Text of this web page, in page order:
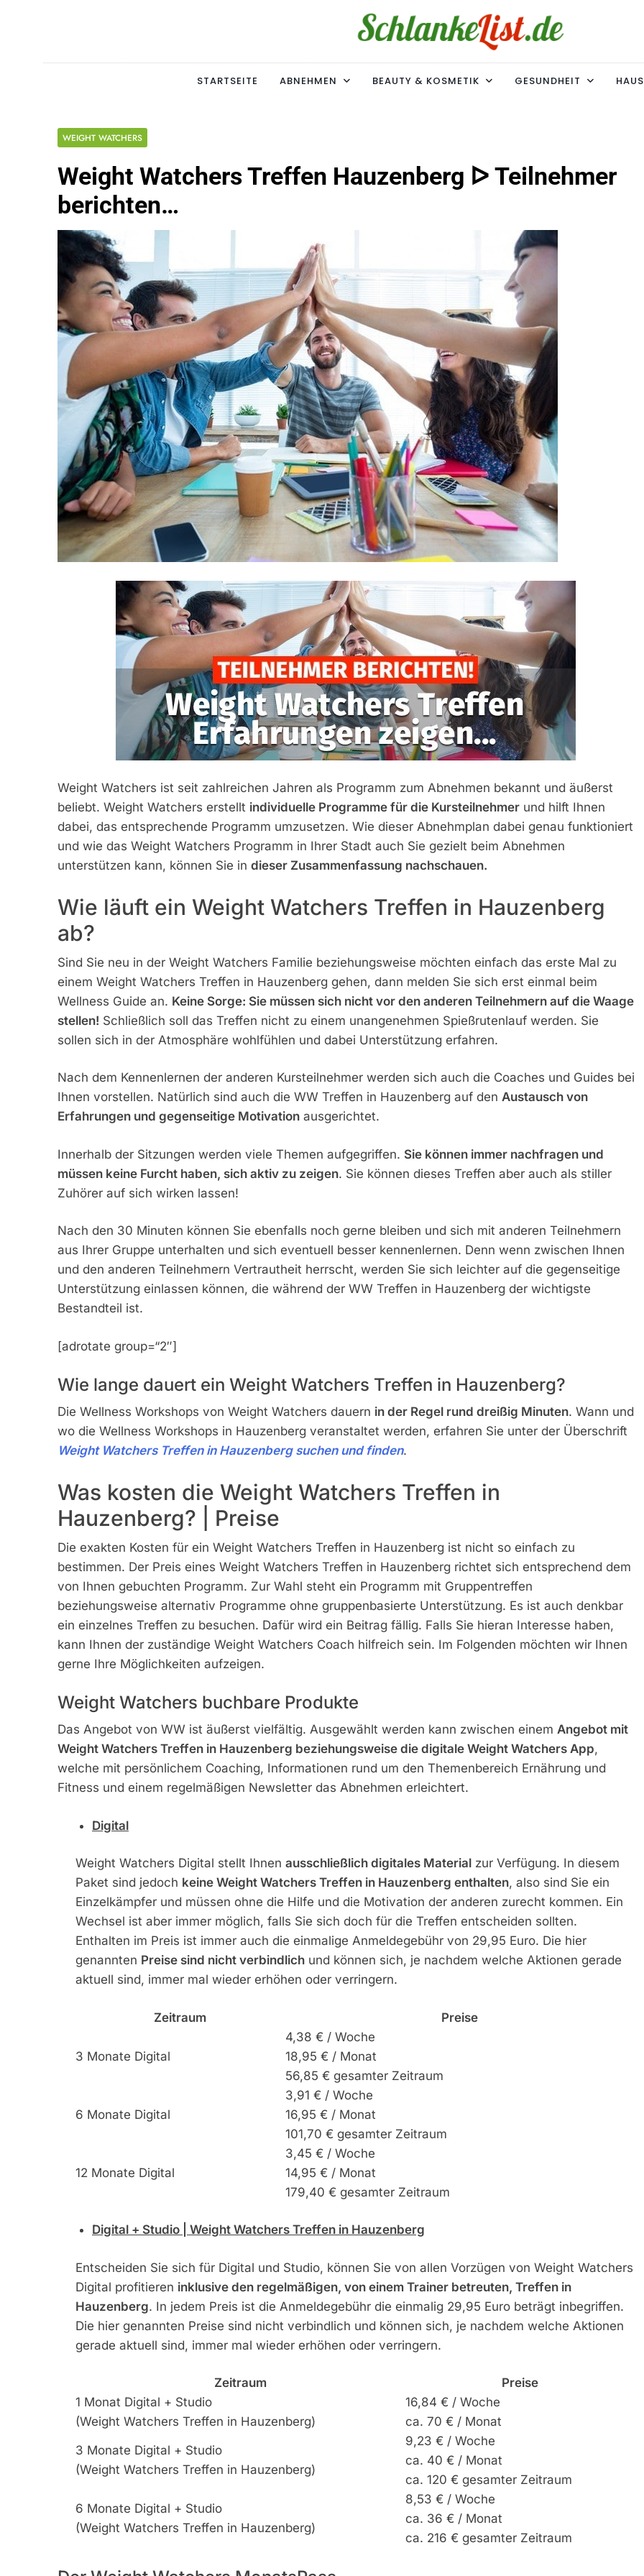
Schlanke-List.de
MAGERSUCHT. BULIMIE. ADIPOSITAS? SIE SIND NICHT ALLEIN!
STARTSEITE
ABNEHMEN BEAUTY & KOSMETIK GESUNDHEIT
WEIGHT WATCHERS
Weight Watchers Treffen Hauzenberg ᐅ Teilnehmer
berichten…
Weight Watchers ist seit zahlreichen Jahren als Programm zum Abnehmen bekannt und äußerst
beliebt. Weight Watchers erstellt individuelle Programme für die Kursteilnehmerund hilft Ihnen
dabei, das entsprechende Programm umzusetzen. Wie dieser Abnehmplan dabei genau funktioniert
und wie das Weight Watchers Programm in Ihrer Stadt auch Sie gezielt beim Abnehmen
unterstützen kann, können Sie in dieser Zusammenfassung nachschauen.
Wie läuft ein Weight Watchers Treffen in Hauzenberg
ab?
Sind Sie neu in der Weight Watchers Familie beziehungsweise möchten einfach das erste Mal zu
einem Weight Watchers Treffen in Hauzenberg gehen, dann melden Sie sich erst einmal beim
Wellness Guide an. Keine Sorge: Sie müssen sich nicht vor den anderen Teilnehmern auf die Waage
stellen! Schließlich soll das Treffen nicht zu einem unangenehmen Spießrutenlauf werden. Sie
sollen sich in der Atmosphäre wohlfühlen und dabei Unterstützung erfahren.
Nach dem Kennenlernen der anderen Kursteilnehmer werden sich auch die Coaches und Guides bei
Ihnen vorstellen. Natürlich sind auch die WW Treffen in Hauzenberg auf den Austausch von
Erfahrungen und gegenseitige Motivationausgerichtet.
Innerhalb der Sitzungen werden viele Themen aufgegriffen. Sie können immer nachfragen und
müssen keine Furcht haben, sich aktiv zu zeigen. Sie können dieses Treffen aber auch als stiller
Zuhörer auf sich wirken lassen!
Nach den 30 Minuten können Sie ebenfalls noch gerne bleiben und sich mit anderen Teilnehmern
aus Ihrer Gruppe unterhalten und sich eventuell besser kennenlernen. Denn wenn zwischen Ihnen
und den anderen Teilnehmern Vertrautheit herrscht, werden Sie sich leichter auf die gegenseitige
Unterstützung einlassen können, die während der WW Treffen in Hauzenberg der wichtigste
Bestandteil ist.
[adrotate group=“2″]
Wie lange dauert ein Weight Watchers Treffen in Hauzenberg?
Die Wellness Workshops von Weight Watchers dauern in der Regel rund dreißig Minuten. Wann und
wo die Wellness Workshops in Hauzenberg veranstaltet werden, erfahren Sie unter der Überschrift
Weight Watchers Treffen in Hauzenberg suchen und finden.
Was kosten die Weight Watchers Treffen in
Hauzenberg? | Preise
Die exakten Kosten für ein Weight Watchers Treffen in Hauzenberg ist nicht so einfach zu
bestimmen. Der Preis eines Weight Watchers Treffen in Hauzenberg richtet sich entsprechend dem
von Ihnen gebuchten Programm. Zur Wahl steht ein Programm mit Gruppentreffen
beziehungsweise alternativ Programme ohne gruppenbasierte Unterstützung. Es ist auch denkbar
ein einzelnes Treffen zu besuchen. Dafür wird ein Beitrag fällig. Falls Sie hieran Interesse haben,
kann Ihnen der zuständige Weight Watchers Coach hilfreich sein. Im Folgenden möchten wir Ihnen
gerne Ihre Möglichkeiten aufzeigen.
Weight Watchers buchbare Produkte
Das Angebot von WW ist äußerst vielfältig. Ausgewählt werden kann zwischen einem Angebot mit
Weight Watchers Treffen in Hauzenberg beziehungsweise die digitale Weight Watchers App,
welche mit persönlichem Coaching, Informationen rund um den Themenbereich Ernährung und
Fitness und einem regelmäßigen Newsletter das Abnehmen erleichtert.
Digital
Weight Watchers Digital stellt Ihnen ausschließlich digitales Materialzur Verfügung. In diesem
Paket sind jedoch keine Weight Watchers Treffen in Hauzenberg enthalten, also sind Sie ein
Einzelkämpfer und müssen ohne die Hilfe und die Motivation der anderen zurecht kommen. Ein
Wechsel ist aber immer möglich, falls Sie sich doch für die Treffen entscheiden sollten.
Enthalten im Preis ist immer auch die einmalige Anmeldegebühr von 29,95 Euro. Die hier
genannten Preise sind nicht verbindlichund können sich, je nachdem welche Aktionen gerade
aktuell sind, immer mal wieder erhöhen oder verringern.
Zeitraum Preise
3 Monate Digital
4,38 € / Woche
18,95 € / Monat
56,85 € gesamter Zeitraum
6 Monate Digital
3,91 € / Woche
16,95 € / Monat
101,70 € gesamter Zeitraum
12 Monate Digital
3,45 € / Woche
14,95 € / Monat
179,40 € gesamter Zeitraum
Digital + Studio | Weight Watchers Treffen in Hauzenberg
Entscheiden Sie sich für Digital und Studio, können Sie von allen Vorzügen von Weight Watchers
Digital profitieren inklusive den regelmäßigen, von einem Trainer betreuten, Treffen in
Hauzenberg. In jedem Preis ist die Anmeldegebühr die einmalig 29,95 Euro beträgt inbegriffen.
Die hier genannten Preise sind nicht verbindlich und können sich, je nachdem welche Aktionen
gerade aktuell sind, immer mal wieder erhöhen oder verringern.
Zeitraum
Preise
1 Monat Digital + Studio
(Weight Watchers Treffen in Hauzenberg)
16,84 € / Woche
ca. 70 € / Monat
3 Monate Digital + Studio
(Weight Watchers Treffen in Hauzenberg)
9,23 € / Woche
ca. 40 € / Monat
ca. 120 € gesamter Zeitraum
6 Monate Digital + Studio
(Weight Watchers Treffen in Hauzenberg)
8,53 € / Woche
ca. 36 € / Monat
ca. 216 € gesamter Zeitraum